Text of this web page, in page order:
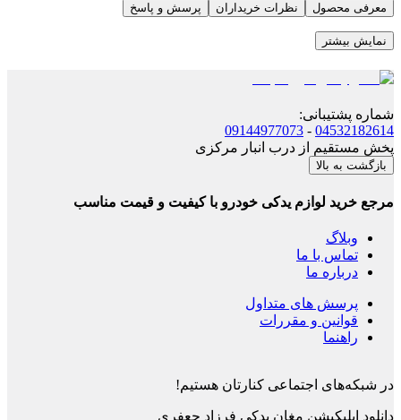
معرفی محصول نظرات خریداران پرسش و پاسخ
نمایش بیشتر
شماره پشتیبانی:
04532182614
-
09144977073
پخش مستقیم از درب انبار مرکزی
بازگشت به بالا
مرجع خرید لوازم یدکی خودرو با کیفیت و قیمت مناسب
وبلاگ
تماس با ما
درباره ما
پرسش های متداول
قوانین و مقررات
راهنما
در شبکه‌های اجتماعی کنارتان هستیم!
دانلود اپلیکیشن مغان یدکی فرزاد جعفری